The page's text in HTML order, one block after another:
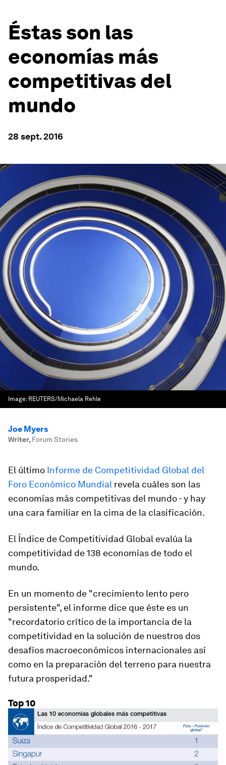
Éstas son las
economías más
competitivas del
mundo
28 sept. 2016
Image: REUTERS/Michaela Rehle
Joe Myers
Writer, Forum Stories
El último Informe de Competitividad Global del
Foro Económico Mundial revela cuáles son las
economías más competitivas del mundo - y hay
una cara familiar en la cima de la clasificación.
El Índice de Competitividad Global evalúa la
competitividad de 138 economías de todo el
mundo.
En un momento de "crecimiento lento pero
persistente", el informe dice que éste es un
"recordatorio crítico de la importancia de la
competitividad en la solución de nuestros dos
desafíos macroeconómicos internacionales así
como en la preparación del terreno para nuestra
futura prosperidad."
Top 10